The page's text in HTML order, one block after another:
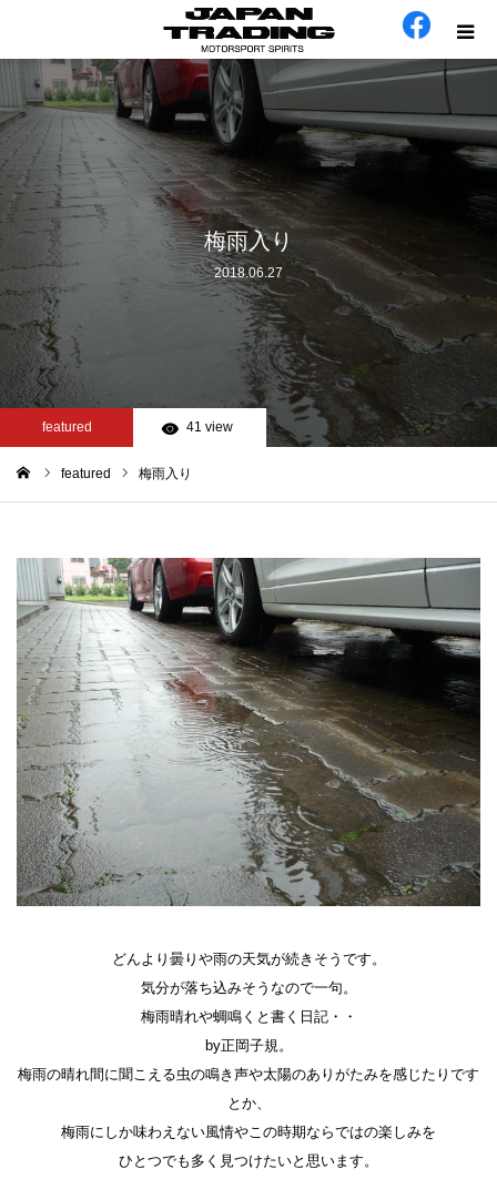
梅雨入り
2018.06.27
featured 41 view
featured 梅雨入り
どんより曇りや雨の天気が続きそうです。
気分が落ち込みそうなので一句。
梅雨晴れや蜩鳴くと書く日記・・
by正岡子規。
梅雨の晴れ間に聞こえる虫の鳴き声や太陽のありがたみを感じたりです
とか、
梅雨にしか味わえない風情やこの時期ならではの楽しみを
ひとつでも多く見つけたいと思います。
ホーム
在庫車
会社概要
カテゴリー
工場日誌
お問い合わせ